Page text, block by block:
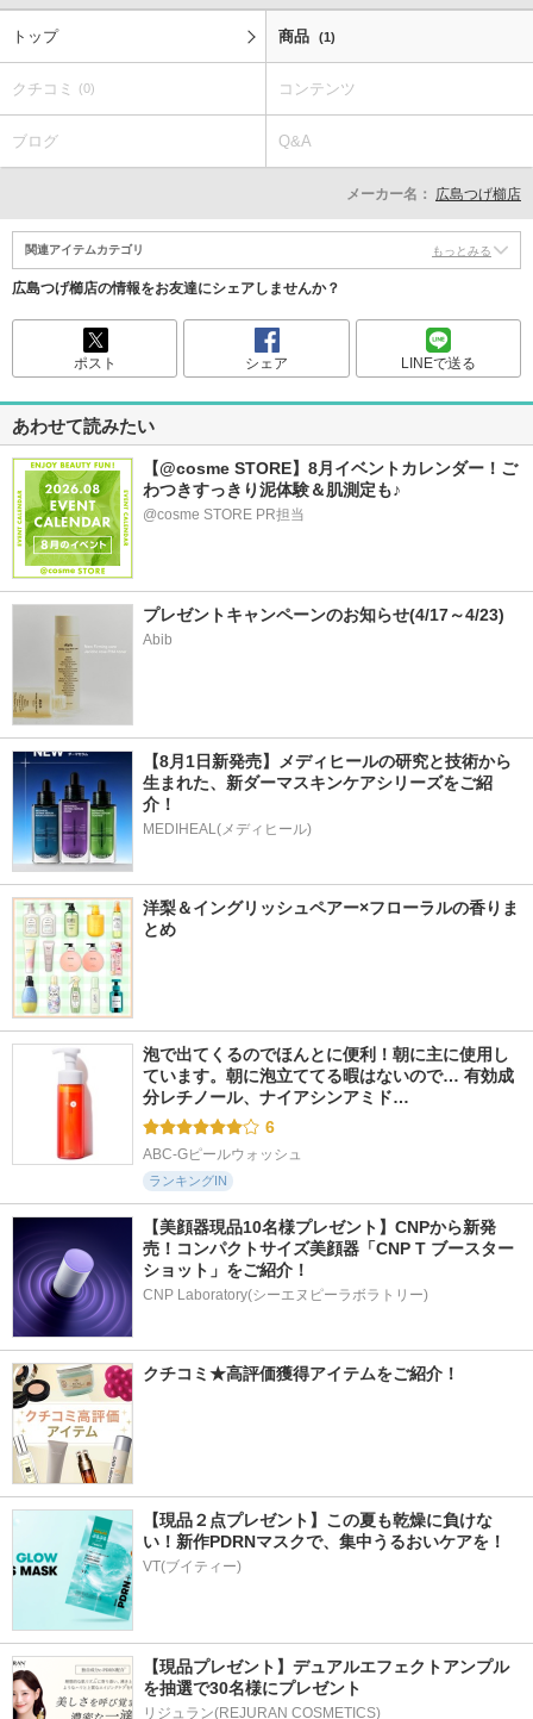
トップ 商品 (1)
クチコミ (0) コンテンツ
ブログ Q&A
メーカー名： 広島つげ櫛店
関連アイテムカテゴリ もっとみる
広島つげ櫛店の情報をお友達にシェアしませんか？
ポスト シェア LINEで送る
あわせて読みたい
【@cosme STORE】8月イベントカレンダー！ご
わつきすっきり泥体験＆肌測定も♪
@cosme STORE PR担当
プレゼントキャンペーンのお知らせ(4/17～4/23)
Abib
【8月1日新発売】メディヒールの研究と技術から
生まれた、新ダーマスキンケアシリーズをご紹
介！
MEDIHEAL(メディヒール)
洋梨＆イングリッシュペアー×フローラルの香りま
とめ
泡で出てくるのでほんとに便利！朝に主に使用し
ています。朝に泡立ててる暇はないので… 有効成
分レチノール、ナイアシンアミド…
6
ABC-Gピールウォッシュ
ランキングIN
【美顔器現品10名様プレゼント】CNPから新発
売！コンパクトサイズ美顔器「CNP T ブースター
ショット」をご紹介！
CNP Laboratory(シーエヌピーラボラトリー)
クチコミ★高評価獲得アイテムをご紹介！
【現品２点プレゼント】この夏も乾燥に負けな
い！新作PDRNマスクで、集中うるおいケアを！
VT(ブイティー)
【現品プレゼント】デュアルエフェクトアンプル
を抽選で30名様にプレゼント
リジュラン(REJURAN COSMETICS)